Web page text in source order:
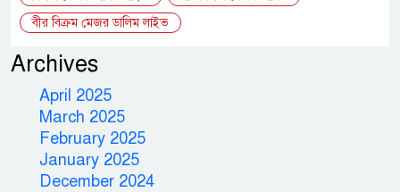
বীর বিক্রম মেজর ডালিম লাইভ
Archives
April 2025
March 2025
February 2025
January 2025
December 2024